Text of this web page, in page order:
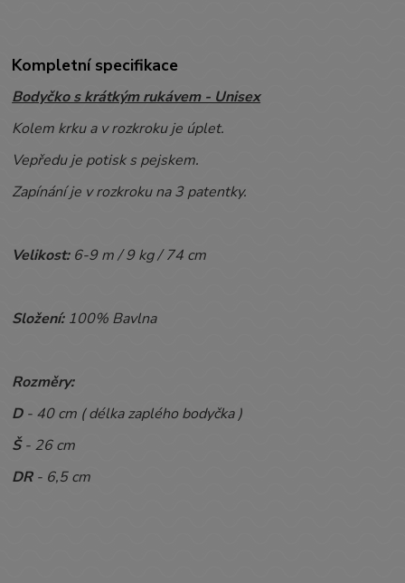
Kompletní specifikace
Bodyčko s krátkým rukávem - Unisex
Kolem krku a v rozkroku je úplet.
Vepředu je potisk s pejskem.
Zapínání je v rozkroku na 3 patentky.
Velikost:6-9 m / 9 kg / 74 cm
Složení: 100% Bavlna
Rozměry:
D - 40 cm ( délka zaplého bodyčka )
Š- 26 cm
DR - 6,5 cm